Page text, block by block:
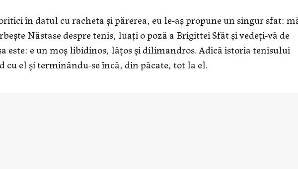
în datul cu racheta şi părerea, eu le-aş propune un singur sfat:
Năstase despre tenis, luaţi o poză a Brigittei Sfăt şi vedeţi-vă de
este: e un moş libidinos, lăţos şi dilimandros. Adică istoria tenisului
cu el şi terminându-se încă, din păcate, tot la el.